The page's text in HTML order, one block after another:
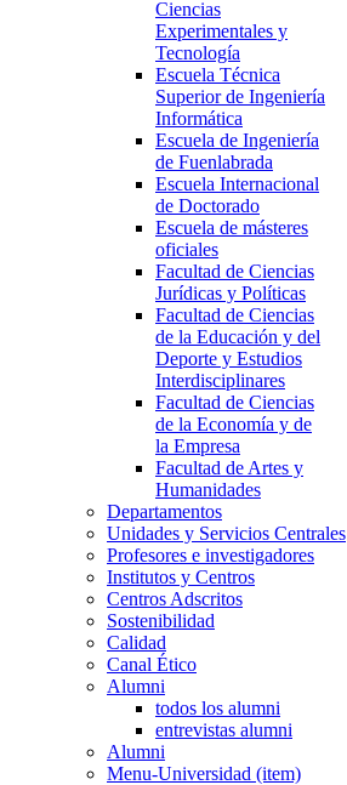
Ciencias
Experimentales y
Tecnología
Escuela Técnica
Superior de Ingeniería
Informática
Escuela de Ingeniería
de Fuenlabrada
Escuela Internacional
de Doctorado
Escuela de másteres
oficiales
Facultad de Ciencias
Jurídicas y Políticas
Facultad de Ciencias
de la Educación y del
Deporte y Estudios
Interdisciplinares
Facultad de Ciencias
de la Economía y de
la Empresa
Facultad de Artes y
Humanidades
Departamentos
Unidades y Servicios Centrales
Profesores e investigadores
Institutos y Centros
Centros Adscritos
Sostenibilidad
Calidad
Canal Ético
Alumni
todos los alumni
entrevistas alumni
Alumni
Menu-Universidad (item)